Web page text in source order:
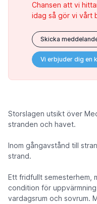
Chansen att vi
idag så gör vi vårt
Skicka
Vi erbjuder dig en
Storslagen utsikt över
stranden och havet.
Inom gångavstånd till
strand.
Ett fridfullt semesterhem,
condition för
vardagsrum och sovrum.